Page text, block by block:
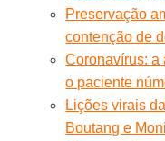
Preservação
contenção de
Coronavírus: a
o paciente
Lições virais
Boutang e